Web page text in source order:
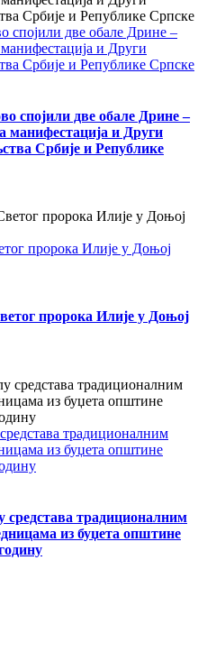
спојили две обале Дрине –
и Други
Србије и Републике Српске
спојили две обале Дрине –
манифестација и Други
Србије и Републике
пророка Илије у Доњој
пророка Илије у Доњој
традиционалним
из буџета општине
средстава традиционалним
из буџета општине